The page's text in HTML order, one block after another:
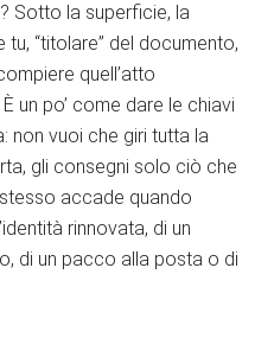
Sotto la superficie, la
“titolare” del documento,
quell’atto
un po’ come dare le chiavi
non vuoi che giri tutta la
gli consegni solo ciò che
accade quando
rinnovata, di un
di un pacco alla posta o di